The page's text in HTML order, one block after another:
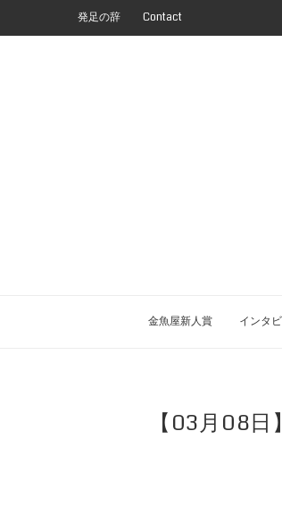
発足の辞 Contact
金魚屋新人賞 インタ
【03月08